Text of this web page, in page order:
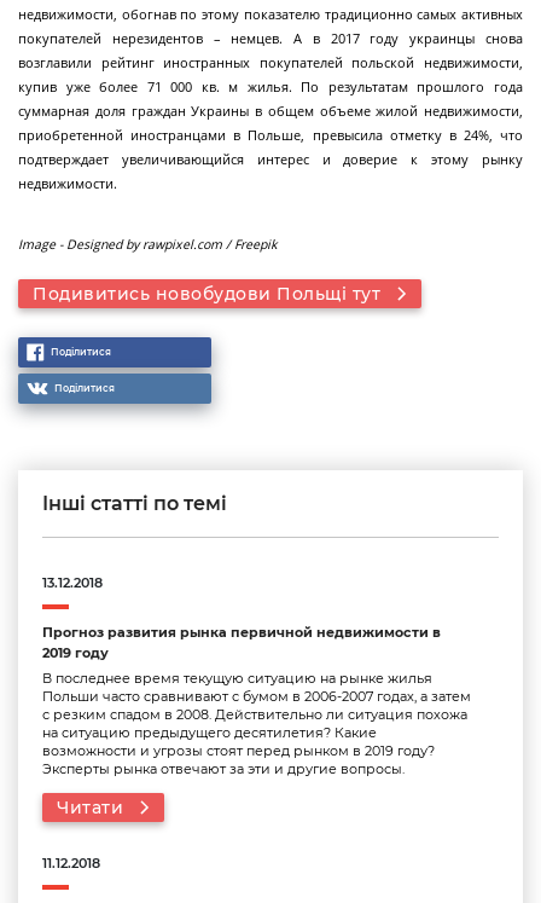
недвижимости, обогнав по этому показателю традиционно самых активных
покупателей нерезидентов – немцев. А в 2017 году украинцы снова
возглавили рейтинг иностранных покупателей польской недвижимости,
купив уже более 71 000 кв. м жилья. По результатам прошлого года
суммарная доля граждан Украины в общем объеме жилой недвижимости,
приобретенной иностранцами в Польше, превысила отметку в 24%, что
подтверждает увеличивающийся интерес и доверие к этому рынку
недвижимости.
Image - Designed by rawpixel.com / Freepik
Подивитись новобудови Польщі тут
Поділитися
Поділитися
Інші статті по темі
13.12.2018
Прогноз развития рынка первичной недвижимости в
2019 году
В последнее время текущую ситуацию на рынке жилья
Польши часто сравнивают с бумом в 2006-2007 годах, а затем
с резким спадом в 2008. Действительно ли ситуация похожа
на ситуацию предыдущего десятилетия? Какие
возможности и угрозы стоят перед рынком в 2019 году?
Эксперты рынка отвечают за эти и другие вопросы.
Читати
11.12.2018